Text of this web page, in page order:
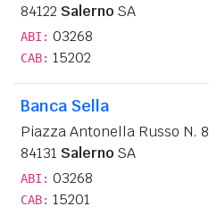
84122 Salerno SA
ABI: 03268
CAB: 15202
Banca Sella
Piazza Antonella Russo N. 8
84131 Salerno SA
ABI: 03268
CAB: 15201